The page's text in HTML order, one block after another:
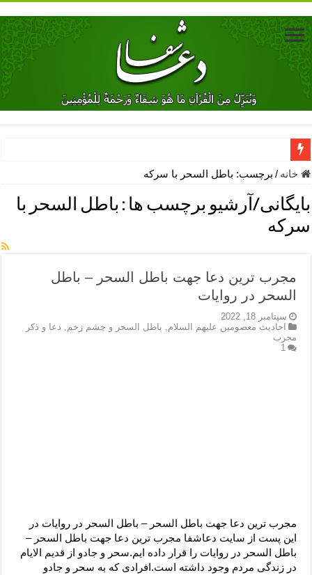
دعای جلب محبت فوری معشوق – دعای جلب محبت شوهر
دعای مشکل گشا برای رفع فقر – ذکرهای روزی‌ بخش
معجزات دعای یا من اظهر الجمیل – دعای یا من اظهر الجمیل برای
مهم ترین اذکار الهی و فضیلت آن ها – ذکر مخصوص مستجاب الدعوه
نماز حاجت برای کار گشایی- دعای رفع مشکلات و طلب حاجت
دعای رفع فقر و طلب رزق و روزی – آیه‌ جلب ثروت و برکت مال
لا حول ولا قوة الا بالله برای چشم زخم – دعای چشم زخم ماشاالله
خانه / برچسب: باطل السحر با سرکه
بایگانی/آرشیو برچسب ها : باطل السحر با
سرکه
مجرب ترین دعا جهت باطل السحر – باطل
السحر در روایات
سپتامبر 18, 2022
احادیث معصومین علیهم السلام
باطل السحر و چشم زخم
دعا و ذکر
مجرب
1
مجرب ترین دعا جهت باطل السحر – باطل السحر در روایات در
این پست از سایت دعاشفا مجرب ترین دعا جهت باطل السحر –
باطل السحر در روایات را قرار داده ایم.سحر و جادو از قدیم الایام
در زندگی مردم وجود داشته است.افرادی که به سحر و جادو